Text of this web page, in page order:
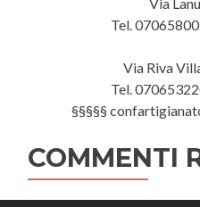
Via
Tel.
Via Riva
Tel.
§§§§§
COMMENTI